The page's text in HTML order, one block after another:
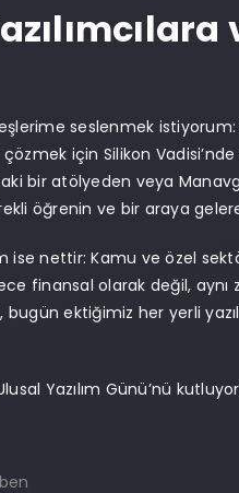
seslenmek
için Silikon Vadisi’nde
bir atölyeden veya
öğrenin ve bir araya
nettir: Kamu ve özel
finansal olarak değil,
ektiğimiz her yerli
Yazılım Günü’nü